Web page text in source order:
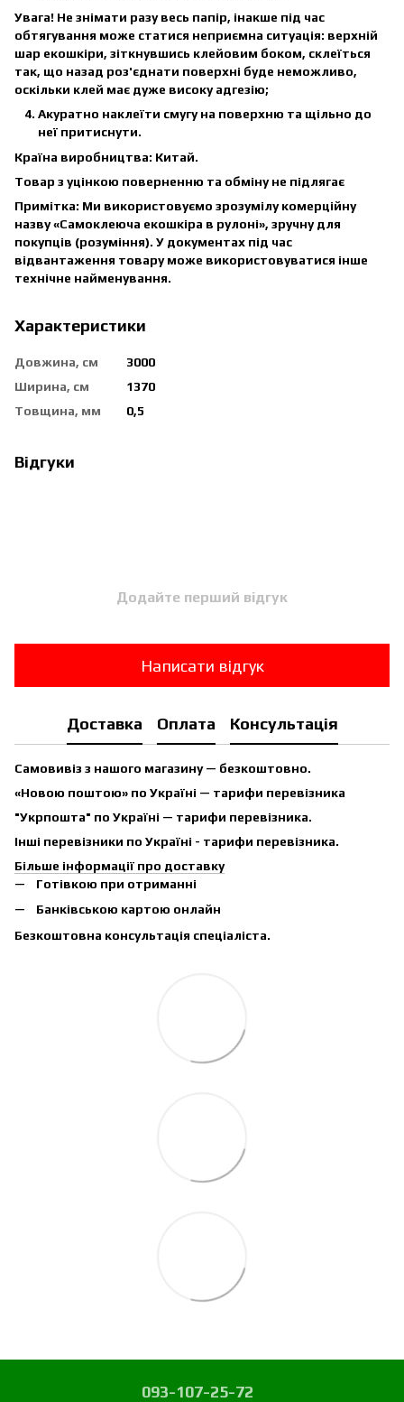
Увага! Не знімати разу весь папір, інакше під час
обтягування може статися неприємна ситуація: верхній
шар екошкіри, зіткнувшись клейовим боком, склеїться
так, що назад роз'єднати поверхні буде неможливо,
оскільки клей має дуже високу адгезію;
Акуратно наклеїти смугу на поверхню та щільно до
неї притиснути.
Країна виробництва: Китай.
Товар з уцінкою поверненню та обміну не підлягає
Примітка: Ми використовуємо зрозумілу комерційну
назву «Самоклеюча екошкіра в рулоні», зручну для
покупців (розуміння). У документах під час
відвантаження товару може використовуватися інше
технічне найменування.
Характеристики
Довжина, см
3000
Ширина, см
1370
Товщина, мм
0,5
Відгуки
Додайте перший відгук
Написати відгук
Доставка Оплата Консультація
Самовивіз з нашого магазину — безкоштовно.
«Новою поштою» по Україні — тарифи перевізника
"Укрпошта" по Україні — тарифи перевізника.
Інші перевізники по Україні - тарифи перевізника.
Більше інформації про доставку
Готівкою при отриманні
Банківською картою онлайн
Безкоштовна консультація спеціаліста.
093-107-25-72